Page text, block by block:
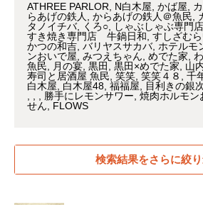
ATHREE PARLOR N白木屋 かば屋
らあげの鉄人
からあげの鉄人＠魚民
タノイチバ
くろ○ しゃぶしゃぶ専門
すき焼き専門店 牛鍋日和 すしざむ
かつの和吉 バリヤスサカバ ホテルモ
ンおいで屋 みつえちゃん めでた家
魚民
月の宴 黒田 黒田×めでた家 山
寿司と居酒屋 魚民 笑笑 笑笑４８ 千
白木屋
白木屋48 福福屋 目利きの銀
勝手にレモンサワー 焼肉ホルモン
せん
FLOWS
検索結果をさらに絞